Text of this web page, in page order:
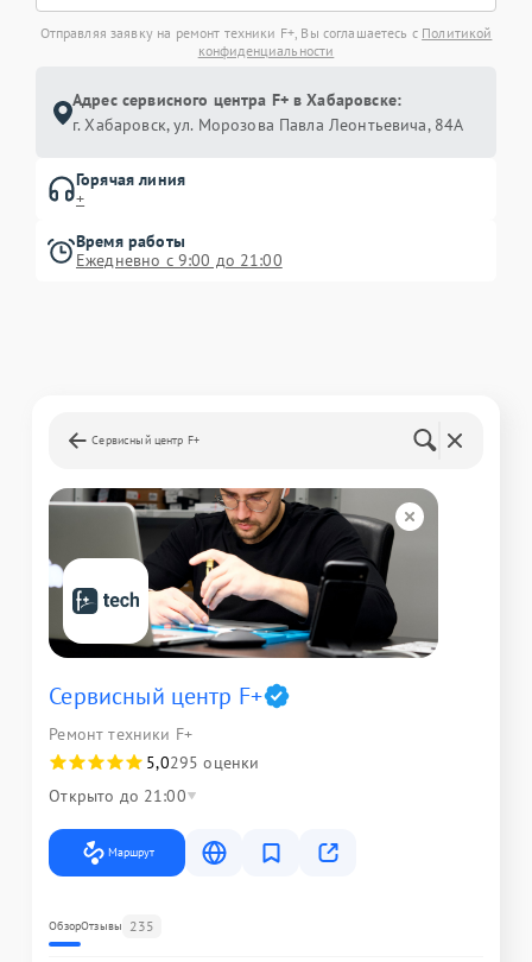
Отправляя заявку на ремонт техники F+, Вы соглашаетесь с Политикой
конфиденциальности
Адрес сервисного центра F+ в Хабаровске:
г. Хабаровск, ул. Морозова Павла Леонтьевича, 84А
Горячая линия
+
Время работы
Ежедневно с 9:00 до 21:00
Сервисный центр F+
Сервисный центр F+
Ремонт техники F+
5,0295 оценки
Открыто до 21:00
Маршрут
ОбзорОтзывы 235